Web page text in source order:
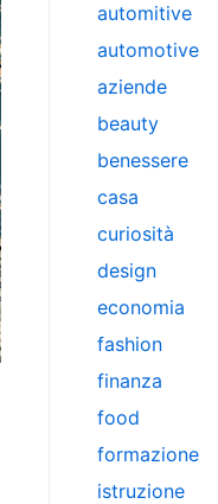
automitive
automotive
aziende
beauty
benessere
casa
curiosità
design
economia
fashion
finanza
food
formazione
istruzione